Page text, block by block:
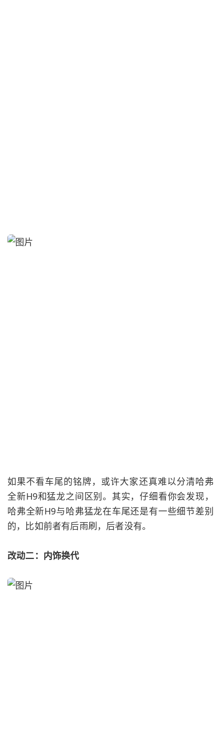
如果不看车尾的铭牌，或许大家还真难以分清哈弗
全新H9和猛龙之间区别。其实，仔细看你会发现，
哈弗全新H9与哈弗猛龙在车尾还是有一些细节差别
的，比如前者有后雨刷，后者没有。
改动二：内饰换代